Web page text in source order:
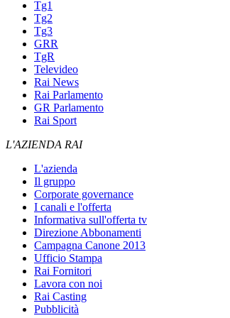
Tg1
Tg2
Tg3
GRR
TgR
Televideo
Rai News
Rai Parlamento
GR Parlamento
Rai Sport
L'AZIENDA RAI
L'azienda
Il gruppo
Corporate governance
I canali e l'offerta
Informativa sull'offerta tv
Direzione Abbonamenti
Campagna Canone 2013
Ufficio Stampa
Rai Fornitori
Lavora con noi
Rai Casting
Pubblicità